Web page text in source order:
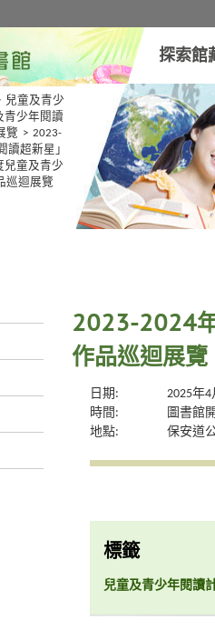
探索館
兒童及青少
青少年閱讀
覽 > 2023-
讀超新星」
兒童及青少
巡迴展覽
2023-2024年
作品巡迴展覽
日期:
2025年
時間:
圖書館
地點:
保安道
標籤
兒童及青少年閱讀